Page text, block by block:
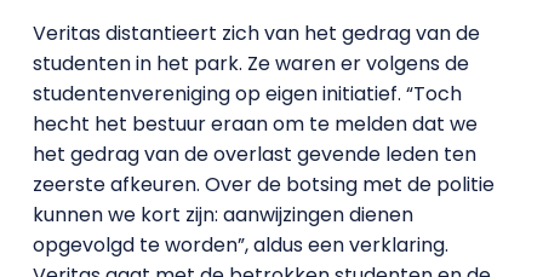
Veritas distantieert zich van het gedrag van de
studenten in het park. Ze waren er volgens de
studentenvereniging op eigen initiatief. “Toch
hecht het bestuur eraan om te melden dat we
het gedrag van de overlast gevende leden ten
zeerste afkeuren. Over de botsing met de politie
kunnen we kort zijn: aanwijzingen dienen
opgevolgd te worden”, aldus een verklaring.